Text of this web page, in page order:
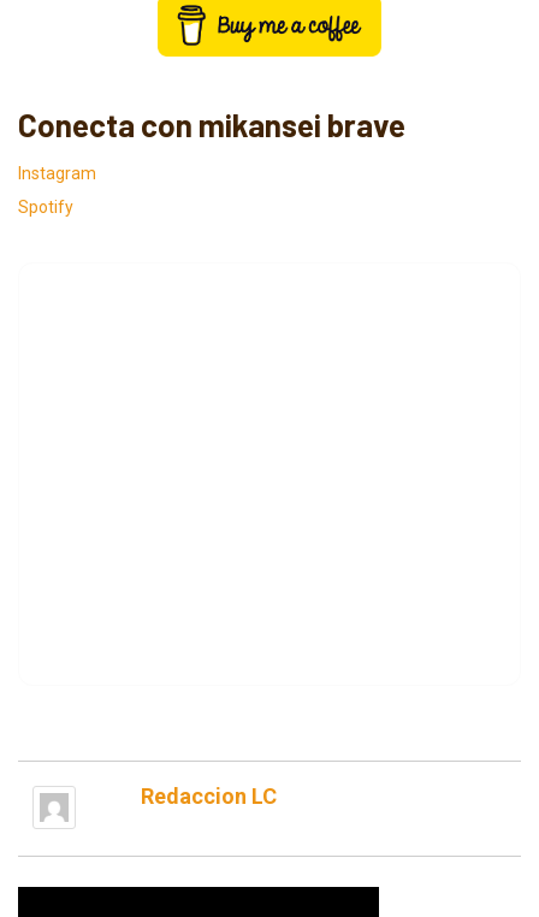
Conecta con mikansei brave
Instagram
Spotify
Redaccion LC